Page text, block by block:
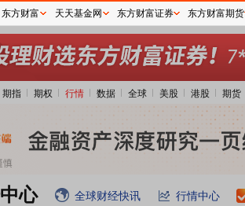
期指 期权 行情 数据 全球 美股 港股 期货
心 全球财经快讯 行情中心
东方财富 天天基金网 东方财富证券 东方财富期货